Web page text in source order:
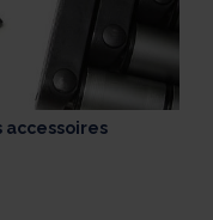
accessoires